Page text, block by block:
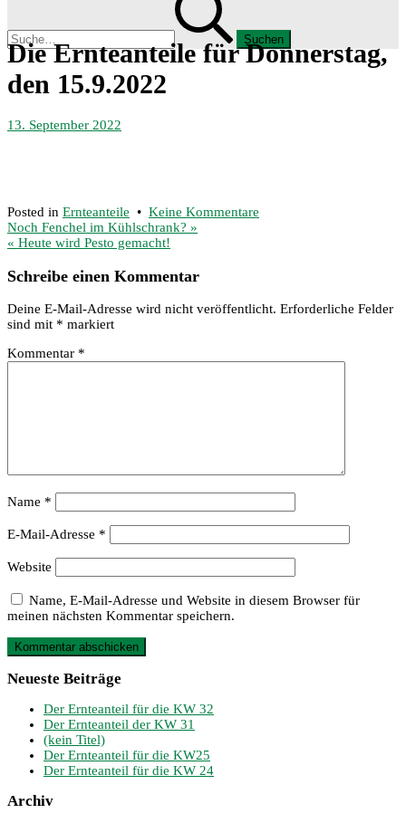
Die Ernteanteile für Donnerstag,
den 15.9.2022
13. September 2022
Posted in Ernteanteile • Keine Kommentare
15.9.2022
Beitragsnavigation
Noch Fenchel im Kühlschrank? »
« Heute wird Pesto gemacht!
Schreibe einen Kommentar
Deine E-Mail-Adresse wird nicht veröffentlicht. Erforderliche Felder
sind mit * markiert
Kommentar *
Name *
E-Mail-Adresse *
Website
Name, E-Mail-Adresse und Website in diesem Browser für
meinen nächsten Kommentar speichern.
Neueste Beiträge
Der Ernteanteil für die KW 32
Der Ernteanteil der KW 31
(kein Titel)
Der Ernteanteil für die KW25
Der Ernteanteil für die KW 24
Archiv